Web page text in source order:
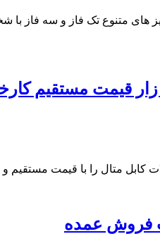
زار قیمت مستقیم
کابل متال را با قیمت
فروش عمده